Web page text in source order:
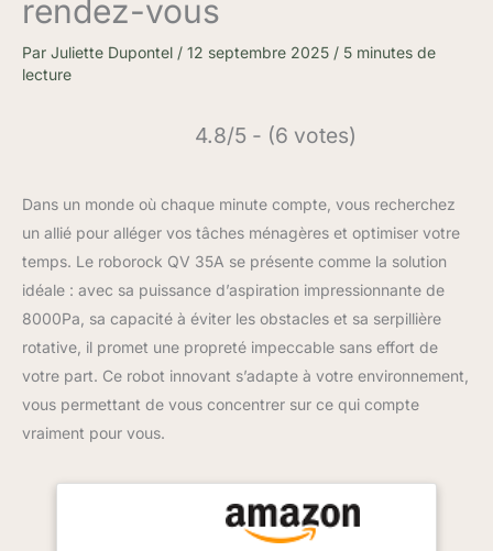
rendez-vous
Par Juliette Dupontel / 12 septembre 2025 / 5 minutes de
lecture
4.8/5 - (6 votes)
Dans un monde où chaque minute compte, vous recherchez
un allié pour alléger vos tâches ménagères et optimiser votre
temps. Le roborock QV 35A se présente comme la solution
idéale : avec sa puissance d’aspiration impressionnante de
8000Pa, sa capacité à éviter les obstacles et sa serpillière
rotative, il promet une propreté impeccable sans effort de
votre part. Ce robot innovant s’adapte à votre environnement,
vous permettant de vous concentrer sur ce qui compte
vraiment pour vous.